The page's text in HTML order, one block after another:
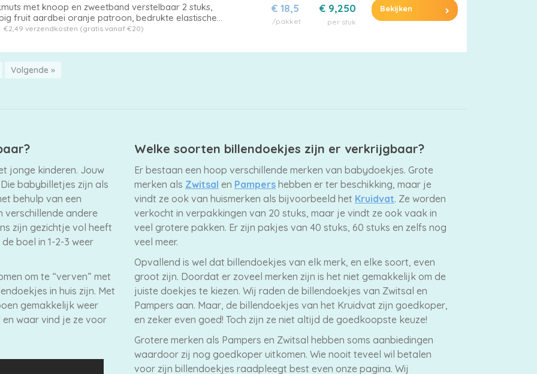
met knoop en zweetband verstelbaar 2 stuks,
fruit aardbei oranje patroon, bedrukte elastische
achterhoed
€2,49 verzendkosten (gratis vanaf €20)
€ 18,5
/pakket
€ 9,250
per stuk
Bekijken
Volgende »
jonge kinderen. Jouw
babybilletjes zijn als
behulp van een
verschillende andere
zijn gezichtje vol heeft
boel in 1-2-3 weer
om te “verven” met
in huis zijn. Met
gemakkelijk weer
waar vind je ze voor
Welke soorten billendoekjes zijn er verkrijgbaar?
Er bestaan een hoop verschillende merken van babydoekjes. Grote
merken als Zwitsal en Pampers hebben er ter beschikking, maar je
vindt ze ook van huismerken als bijvoorbeeld het Kruidvat. Ze worden
verkocht in verpakkingen van 20 stuks, maar je vindt ze ook vaak in
veel grotere pakken. Er zijn pakjes van 40 stuks, 60 stuks en zelfs nog
veel meer.
Opvallend is wel dat billendoekjes van elk merk, en elke soort, even
groot zijn. Doordat er zoveel merken zijn is het niet gemakkelijk om de
juiste doekjes te kiezen. Wij raden de billendoekjes van Zwitsal en
Pampers aan. Maar, de billendoekjes van het Kruidvat zijn goedkoper,
en zeker even goed! Toch zijn ze niet altijd de goedkoopste keuze!
Grotere merken als Pampers en Zwitsal hebben soms aanbiedingen
waardoor zij nog goedkoper uitkomen. Wie nooit teveel wil betalen
voor zijn billendoekjes raadpleegt best even onze pagina. Wij